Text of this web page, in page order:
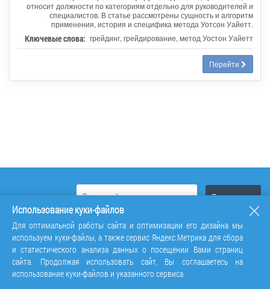
относит должности по категориям отдельно для руководителей и
специалистов. В статье рассмотрены сущность и алгоритм
применения, история и специфика метода Уотсон Уайетт.
Ключевые слова: грейдинг, грейдирование, метод Уостон Уайетт
Перейти
Использование куки-файлов
Для оптимальной работы сайта и оптимизации его дизайна мы
используем куки-файлы, а также сервис Яндекс.Метрика для сбора
и статистического анализа данных о посещении Вами страниц
сайта. Продолжая использовать сайт, Вы соглашаетесь на
использование куки-файлов и указанного сервиса.